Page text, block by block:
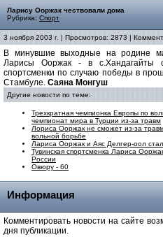
Ларису Ооржак чествовали дома
Рубрика: Спорт
3 ноября 2003 г. | Просмотров: 2873 |
В минувшие выходные на родине
Ларисы Ооржак - в с.Хандагайты
спортсменки по случаю победы в
Стамбуле. Саяна Монгуш
Другие новости по теме:
Трехкратная чемпионка Европы по
чемпионат мира в Турции из-за травм
Лориса Ооржак не сможет из-за
вольной борьбе
Лариса Ооржак и Аяс Делгер-оол
Тувинская спортсменка Лариса
России
Овюру - 60
Информация
Комментировать новости на сайте
дня публикации.